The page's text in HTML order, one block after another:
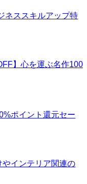
ネススキルアップ特
】心を運ぶ名作100
ポイント還元セー
インテリア関連の